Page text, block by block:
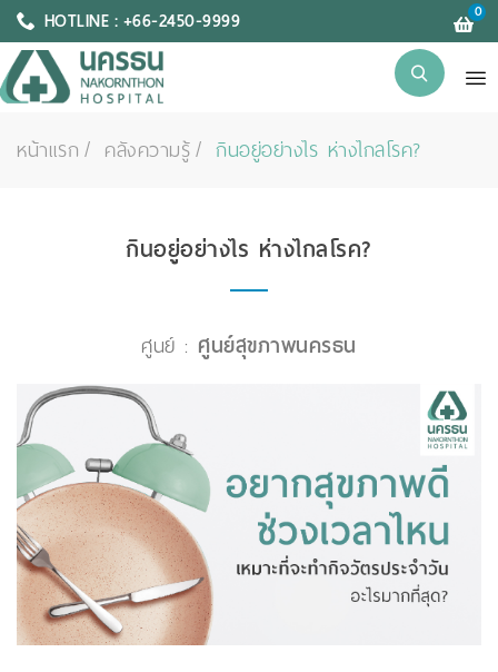
HOTLINE : +66-2450-9999 0
หน้าแรก คลังความรู้ กินอยู่อย่างไร ห่างไกลโรค?
กินอยู่อย่างไร ห่างไกลโรค?
ศูนย์ : ศูนย์สุขภาพนครธน